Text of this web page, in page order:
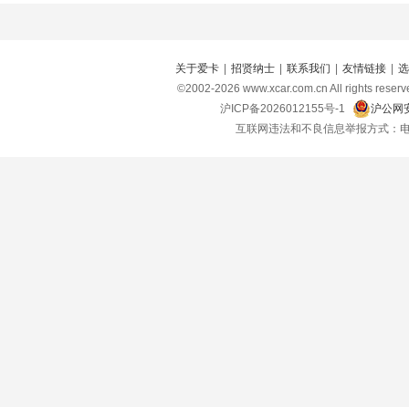
关于爱卡 | 招贤纳士 | 联系我们 | 友情链接 |
©2002-2026 www.xcar.com.cn All rights
沪ICP备2026012155号-1
沪公网
互联网违法和不良信息举报方式：